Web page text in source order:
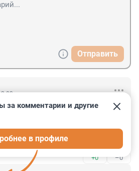
Отправить
в теплые места от таких
близкий человек, а тут - хуже
+0 –0
за комментарии и другие
в профиле